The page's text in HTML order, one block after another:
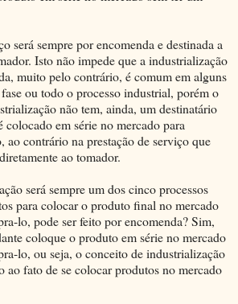
será sempre por encomenda e destinada a
Isto não impede que a industrialização
muito pelo contrário, é comum em alguns
ou todo o processo industrial, porém o
não tem, ainda, um destinatário
em série no mercado para
contrário na prestação de serviço que
ao tomador.
será sempre um dos cinco processos
para colocar o produto final no mercado
lo, pode ser feito por encomenda? Sim,
coloque o produto em série no mercado
lo, ou seja, o conceito de industrialização
ao fato de se colocar produtos no mercado